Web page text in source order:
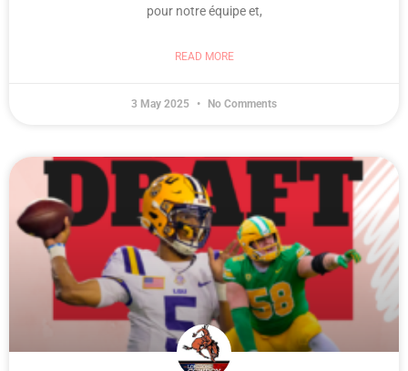
pour notre équipe et,
READ MORE
3 May 2025 No Comments